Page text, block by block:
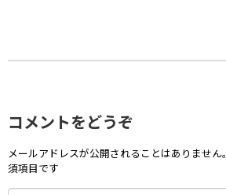
コメントをどうぞ
メールアドレスが公開されることはありません。
須項目です